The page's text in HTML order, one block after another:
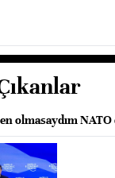
olmasaydım